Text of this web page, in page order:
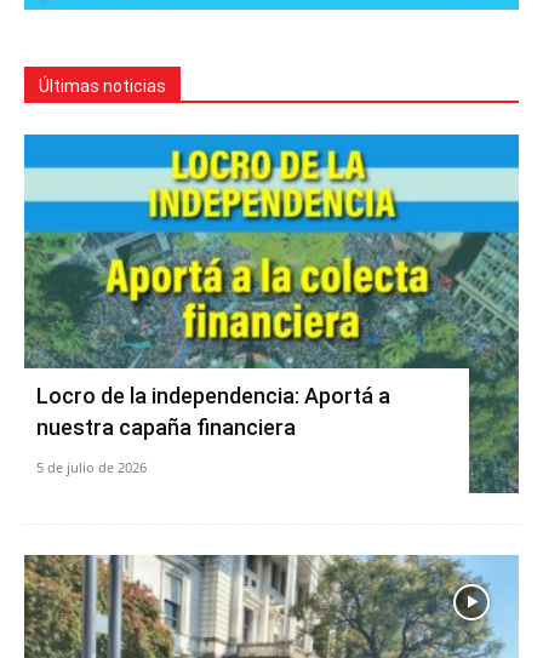
Últimas noticias
Locro de la independencia: Aportá a
nuestra capaña financiera
5 de julio de 2026